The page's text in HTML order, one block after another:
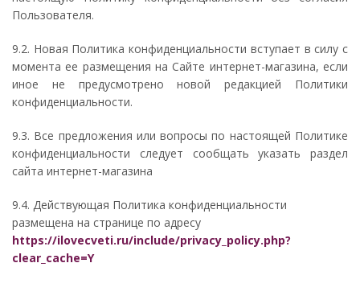
Пользователя.
9.2. Новая Политика конфиденциальности вступает в силу с
момента ее размещения на Сайте интернет-магазина, если
иное не предусмотрено новой редакцией Политики
конфиденциальности.
9.3. Все предложения или вопросы по настоящей Политике
конфиденциальности следует сообщать указать раздел
сайта интернет-магазина
9.4. Действующая Политика конфиденциальности
размещена на странице по адресу
https://ilovecveti.ru/include/privacy_policy.php?
clear_cache=Y